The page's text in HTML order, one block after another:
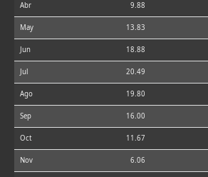
Abr 9.88
May 13.83
Jun 18.88
Jul 20.49
Ago 19.80
Sep 16.00
Oct 11.67
Nov 6.06